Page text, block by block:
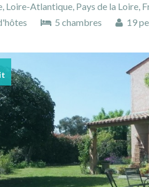
Loire-Atlantique, Pays de la Loire,
5 chambres 19